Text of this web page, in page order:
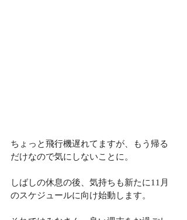
ちょっと飛行機遅れてますが、もう帰る
だけなので気にしないことに。
しばしの休息の後、気持ちも新たに11月
のスケジュールに向け始動します。